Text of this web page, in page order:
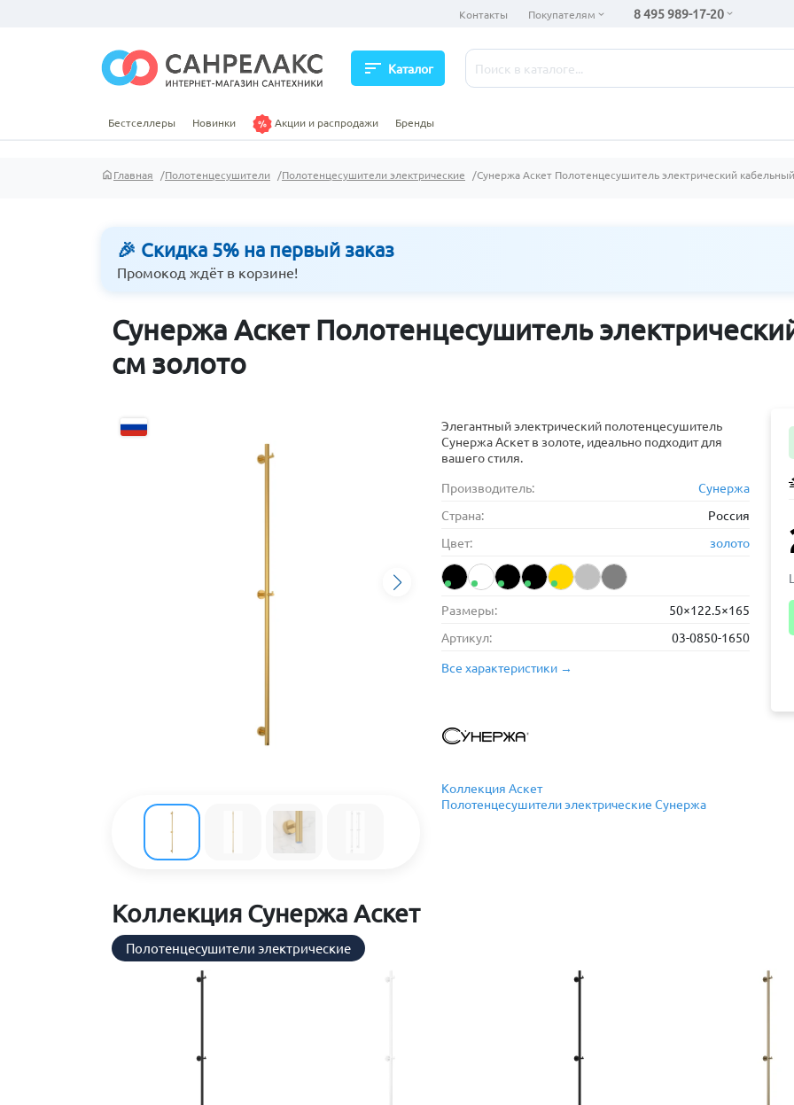
Контакты Покупателям 8 495 989-17-20
sort Каталог
Бестселлеры Новинки Акции и распродажи Бренды
Главная Полотенцесушители Полотенцесушители электрические Сунержа Аскет Полотенцесушитель электрический
🎉 Скидка 5% на первый заказ
Промокод ждёт в корзине!
Сунержа Аскет Полотенцесушитель
см золото
Элегантный электрический полотенцесушитель
Сунержа Аскет в золоте, идеально подходит для
вашего стиля.
Производитель:
Сунержа
Страна:
Россия
Цвет:
золото
Размеры:
50×122.5×165
Артикул:
03-0850-1650
Все характеристики →
Коллекция Аскет
Полотенцесушители электрические Сунержа
Коллекция Сунержа Аскет
Полотенцесушители электрические